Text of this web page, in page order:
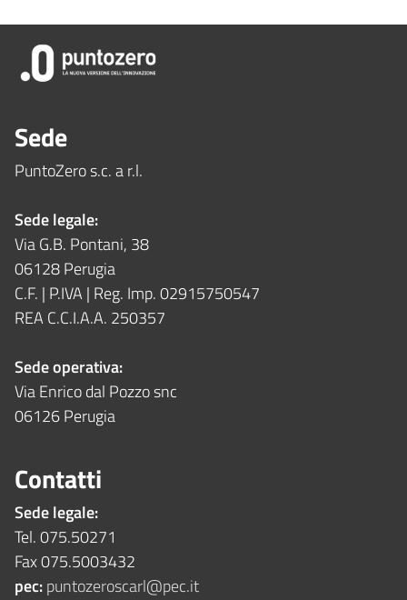
Sede
PuntoZero s.c. a r.l.
Sede legale:
Via G.B. Pontani, 38
06128 Perugia
C.F. | P.IVA | Reg. Imp. 02915750547
REA C.C.I.A.A. 250357
Sede operativa:
Via Enrico dal Pozzo snc
06126 Perugia
Contatti
Sede legale:
Tel. 075.50271
Fax 075.5003432
pec:puntozeroscarl@pec.it